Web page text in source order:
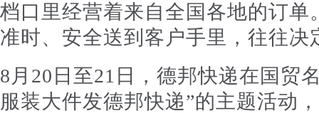
档口里经营着来自全国各地的订
准时、安全送到客户手里，往往决
8月20日至21日，德邦快递在国贸
服装大件发德邦快递”的主题活动